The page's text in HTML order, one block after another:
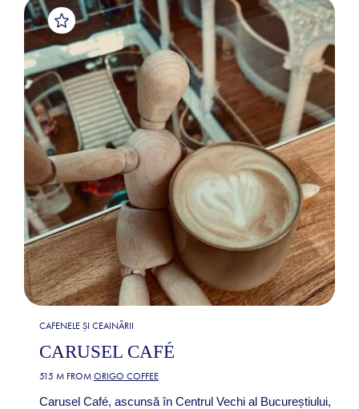
CAFENELE ȘI CEAINĂRII
CARUSEL CAFÉ
515 M FROM ORIGO COFFEE
Carusel Café, ascunsă în Centrul Vechi al Bucureștiului,